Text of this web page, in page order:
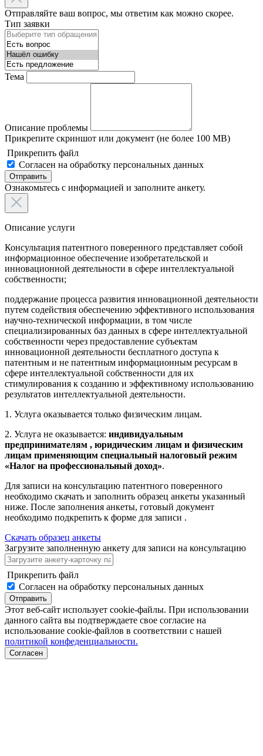
Отправляйте ваш вопрос, мы ответим как можно скорее.
Тип заявки
Тема
Описание проблемы
Прикрепите скриншот или документ (не более 100 MB)
Прикрепить файл
Согласен на обработку персональных данных
Отправить
Ознакомьтесь с информацией и заполните анкету.
Описание услуги
Консультация патентного поверенного представляет собой
информационное обеспечение изобретательской и
инновационной деятельности в сфере интеллектуальной
собственности;
поддержание процесса развития инновационной деятельности
путем содействия обеспечению эффективного использования
научно-технической информации, в том числе
специализированных баз данных в сфере интеллектуальной
собственности через предоставление субъектам
инновационной деятельности бесплатного доступа к
патентным и не патентным информационным ресурсам в
сфере интеллектуальной собственности для их
стимулирования к созданию и эффективному использованию
результатов интеллектуальной деятельности.
1. Услуга оказывается только физическим лицам.
2. Услуга не оказывается: индивидуальным
предпринимателям , юридическим лицам и физическим
лицам применяющим специальный налоговый режим
«Налог на профессиональный доход».
Для записи на консультацию патентного поверенного
необходимо скачать и заполнить образец анкеты указанный
ниже. После заполнения анкеты, готовый документ
необходимо подкрепить к форме для записи .
Скачать образец анкеты
Загрузите заполненную анкету для записи на консультацию
Прикрепить файл
Согласен на обработку персональных данных
Отправить
Этот веб-сайт использует cookie-файлы. При использовании
данного сайта вы подтверждаете свое согласие на
использование cookie-файлов в соответствии с нашей
политикой конфеденциальности.
Согласен